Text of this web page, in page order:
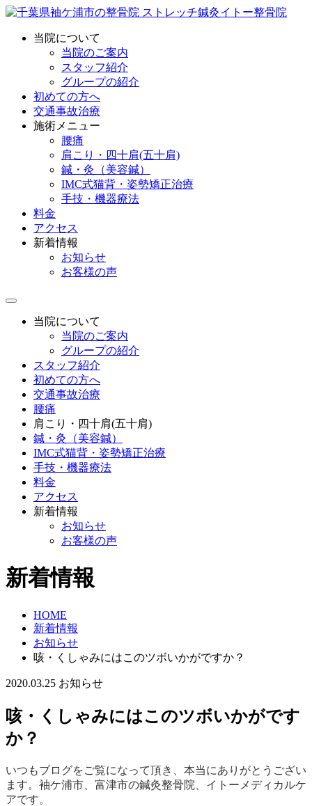
当院について
当院のご案内
スタッフ紹介
グループの紹介
初めての方へ
交通事故治療
施術メニュー
腰痛
肩こり・四十肩(五十肩)
鍼・灸（美容鍼）
IMC式猫背・姿勢矯正治療
手技・機器療法
料金
アクセス
新着情報
お知らせ
お客様の声
当院について
当院のご案内
グループの紹介
スタッフ紹介
初めての方へ
交通事故治療
腰痛
肩こり・四十肩(五十肩)
鍼・灸（美容鍼）
IMC式猫背・姿勢矯正治療
手技・機器療法
料金
アクセス
新着情報
お知らせ
お客様の声
新着情報
HOME
新着情報
お知らせ
咳・くしゃみにはこのツボいかがですか？
2020.03.25 お知らせ
咳・くしゃみにはこのツボいかがです
か？
いつもブログをご覧になって頂き、本当にありがとうござい
ます。袖ケ浦市、富津市の鍼灸整骨院、イトーメディカルケ
アです。